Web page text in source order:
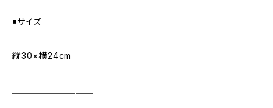
◾️サイズ
縦30×横24cm